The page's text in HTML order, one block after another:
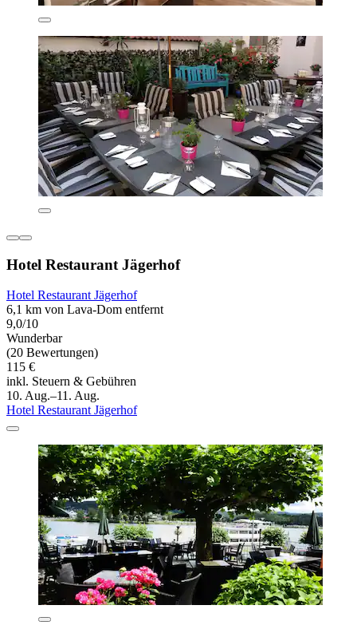
Hotel Restaurant Jägerhof
Hotel Restaurant Jägerhof
6,1 km von Lava-Dom entfernt
9,0/10
Wunderbar
(20 Bewertungen)
115 €
inkl. Steuern & Gebühren
10. Aug.–11. Aug.
Hotel Restaurant Jägerhof